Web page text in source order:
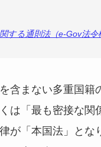
する通則法（e-Gov法令
含まない多重国籍
は「最も密接な関
が「本国法」とな